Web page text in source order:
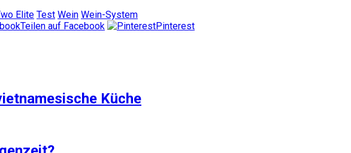
Elite Test Wein Wein-System
Teilen auf Facebook Pinterest
Küche